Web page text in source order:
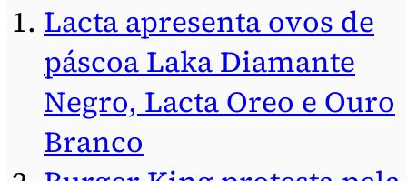
Lacta apresenta ovos de
páscoa Laka Diamante
Negro, Lacta Oreo e Ouro
Branco